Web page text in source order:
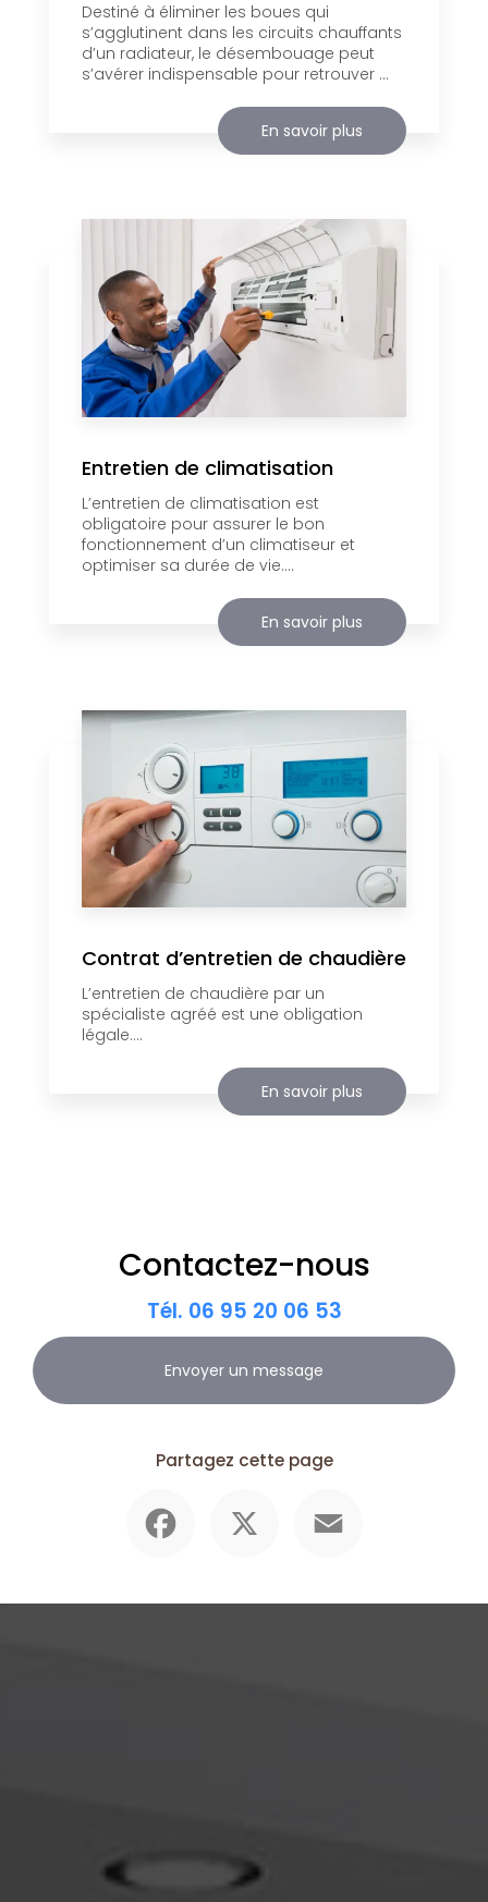
Destiné à éliminer les boues qui
s’agglutinent dans les circuits chauffants
d’un radiateur, le désembouage peut
s’avérer indispensable pour retrouver ...
En savoir plus
Entretien de climatisation
L’entretien de climatisation est
obligatoire pour assurer le bon
fonctionnement d’un climatiseur et
optimiser sa durée de vie....
En savoir plus
Contrat d’entretien de chaudière
L’entretien de chaudière par un
spécialiste agréé est une obligation
légale....
En savoir plus
Contactez-nous
Tél. 06 95 20 06 53
Envoyer un message
Partagez cette page